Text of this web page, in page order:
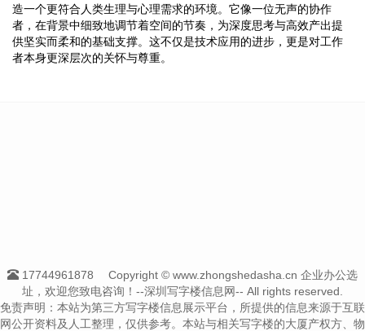
造一个更符合人类生理与心理需求的环境。它像一位无声的协作
者，在背景中细致地调节着空间的节奏，为深度思考与高效产出提
供坚实而柔和的基础支撑。这不仅是技术应用的进步，更是对工作
者本身更深层次的关怀与尊重。
17744961878
Copyright © www.zhongshedasha.cn 企业办公选
址，欢迎您致电咨询！--深圳写字楼信息网-- All rights reserved.
免责声明：本站为第三方写字楼信息展示平台，所提供的信息来源于互联
网公开资料及人工整理，仅供参考。本站与相关写字楼的大厦产权方、物